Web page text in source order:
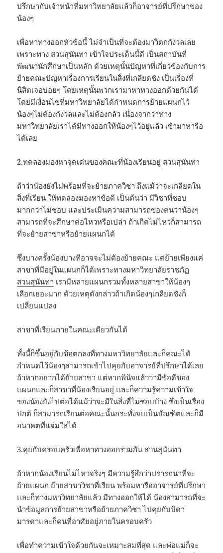
ปรึกษากับเจ้าหน้าที่มหาวิทยาลัยแล้วก็อาจารย์ที่ปรึกษาของ
น้องๆ
เพื่อหาทางออกหัวข้อนี้ ไม่จำเป็นที่จะต้องมาวิตกกังวลเลย
เพราะทาง สวนสุนันทา เข้าใจประเด็นนี้ดี เป็นสถาบันที่
พัฒนานักศึกษาเป็นหลัก ด้วยเหตุนั้นปัญหาที่เกี่ยวข้องกับการ
ย้ายคณะปัญหาเรื่องการเรียนในสิ่งที่เกลียดชัง เป็นเรื่องที่
นิสิตเจอบ่อยๆ โดยเหตุนั้นพวกเรามาหาทางออกด้วยกันได้
โดยมีเงื่อนไขที่มหาวิทยาลัยได้กำหนดการย้ายแผนกไว้
น้องๆไม่ต้องกังวลและไม่ต้องกลัว เนื่องจากว่าทาง
มหาวิทยาลัยเราได้มีทางออกให้น้องๆไว้อยู่แล้ว เข้ามาหารือ
ได้เลย
2.ทดลองมองหาจุดเด่นของคณะที่น้องเรียนอยู่ สวนสุนันทา
ถ้าว่าน้องยังไม่พร้อมที่จะย้ายภาควิชา ถึงแม้ว่าจะเกลียดใน
สิ่งที่เรียน ให้ทดลองมองหาข้อดี เป็นต้นว่า มีวิชาที่ชอบ
มากกว่าไม่ชอบ และประเมินความสามารถของตนว่าน้องๆ
สามารถที่จะศึกษาต่อไหวหรือเปล่า ถ้าเกิดไม่ไหวก็สามารถ
ที่จะย้ายสาขาหรือย้ายแผนกได้
ซึ่งบางครั้งน้องบางทีอาจจะไม่ต้องย้ายคณะ แต่ย้ายเพียงแค่
สาขาที่มีอยู่ในแผนกก็ได้เพราะทางมหาวิทยาลัยราชภัฏ
สวนสุนันทา เรามีหลายแผนกรวมทั้งหลายสาขาให้น้องๆ
เลือกเยอะมาก ด้วยเหตุดังกล่าวถ้าเกิดน้องๆเกลียดชังก็
เปลี่ยนแปลง
สาขาที่เรียนภายในคณะเดียวกันได้
ทั้งนี้ก็ขึ้นอยู่กับข้อตกลงที่ทางมหาวิทยาลัยและก็คณะได้
กำหนดไว้น้องๆสามารถเข้าไปคุยกับอาจารย์ที่ปรึกษาได้เลย
ถ้าหากอยากได้ย้ายสาขา แต่หากพินิจแล้วว่ามีข้อดีของ
แผนกและก็สาขาที่น้องเรียนอยู่ และก็ความรู้ความเข้าใจ
ของน้องยังไปต่อได้แม้ว่าจะมีในสิ่งที่ไม่ชอบบ้าง ซึ่งเป็นเรื่อง
ปกติ ก็สามารถเรียนต่อคณะนั้นกระทั่งจบเป็นบัณฑิตและก็มี
อนาคตที่แจ่มใสได้
3.คุยกับครอบครัวเพื่อหาทางออกร่วมกัน สวนสุนันทา
ถ้าหากน้องเรียนไม่ไหวจริงๆ มีความรู้สึกว่าปรารถนาที่จะ
ย้ายแผนก ย้ายสาขาวิชาที่เรียน พร้อมหารืออาจารย์ที่ปรึกษา
และก็ทางมหาวิทยาลัยแล้ว มีทางออกให้ได้ น้องสามารถที่จะ
นำข้อมูลการย้ายสาขาหรือย้ายภาควิชา ไปคุยกับบิดา
มารดาและก็คนที่อาศัยอยู่ภายในครอบครัว
เพื่อทำความเข้าใจด้วยกันจะเหมาะสมที่สุด และพ่อแม่ก็จะ